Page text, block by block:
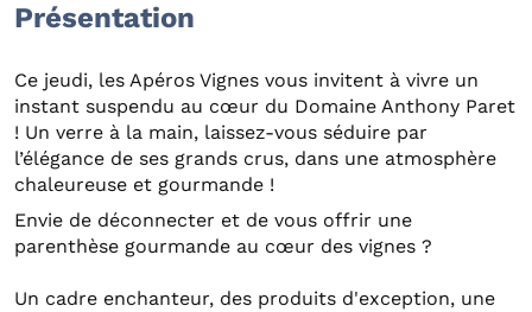
Présentation
Ce jeudi, les Apéros Vignes vous invitent à vivre un
instant suspendu au cœur du Domaine Anthony Paret
! Un verre à la main, laissez-vous séduire par
l’élégance de ses grands crus, dans une atmosphère
chaleureuse et gourmande !
Envie de déconnecter et de vous offrir une
parenthèse gourmande au cœur des vignes ?
Un cadre enchanteur, des produits d'exception, une